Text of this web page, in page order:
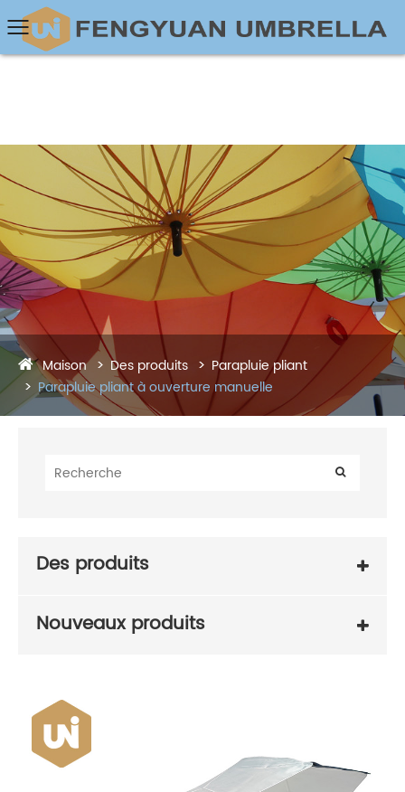
Maison Des produits
Parapluie pliant
Parapluie pliant à ouverture manuelle
Des produits
Nouveaux produits